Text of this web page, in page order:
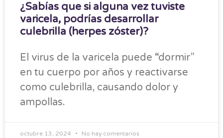
¿Sabías que si alguna vez tuviste
varicela, podrías desarrollar
culebrilla (herpes zóster)?
El virus de la varicela puede “dormir”
en tu cuerpo por años y reactivarse
como culebrilla, causando dolor y
ampollas.
octubre 13, 2024 No hay comentarios